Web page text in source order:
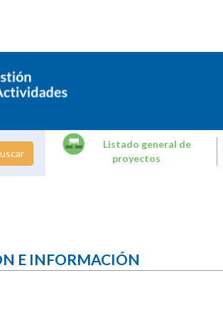
Listado general de
proyectos
E INFORMACIÓN